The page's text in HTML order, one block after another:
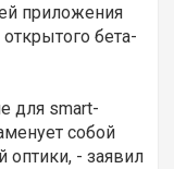
приложения
бета-
для smart-
собой
- заявил